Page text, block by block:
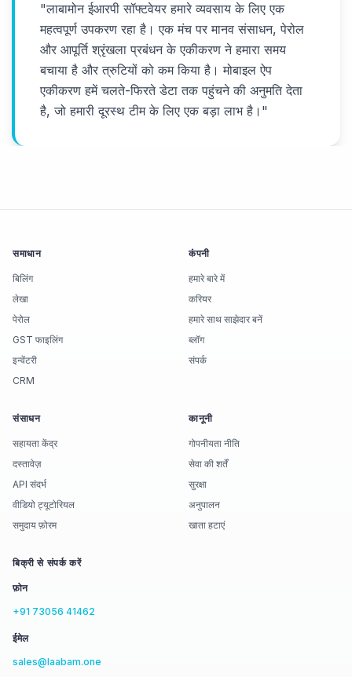
"लाबामोन ईआरपी सॉफ्टवेयर हमारे व्यवसाय के लिए एक
महत्वपूर्ण उपकरण रहा है। एक मंच पर मानव संसाधन, पेरोल
और आपूर्ति श्रृंखला प्रबंधन के एकीकरण ने हमारा समय
बचाया है और त्रुटियों को कम किया है। मोबाइल ऐप
एकीकरण हमें चलते-फिरते डेटा तक पहुंचने की अनुमति देता
है, जो हमारी दूरस्थ टीम के लिए एक बड़ा लाभ है। "
समाधान
बिलिंग
लेखा
पेरोल
GST फाइलिंग
इन्वेंटरी
CRM
कंपनी
हमारे बारे में
करियर
हमारे साथ साझेदार बनें
ब्लॉग
संपर्क
संसाधन
सहायता केंद्र
दस्तावेज़
API संदर्भ
वीडियो ट्यूटोरियल
समुदाय फ़ोरम
कानूनी
गोपनीयता नीति
सेवा की शर्तें
सुरक्षा
अनुपालन
खाता हटाएं
बिक्री से संपर्क करें
फ़ोन
+91 73056 41462
ईमेल
sales@laabam.one